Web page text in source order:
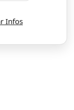
Infos